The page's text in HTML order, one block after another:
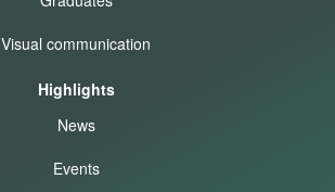
Visual communication
Highlights
News
Events